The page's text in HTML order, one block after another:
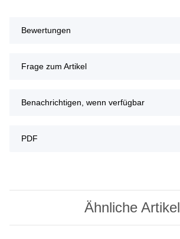
Bewertungen
Frage zum Artikel
Benachrichtigen, wenn verfügbar
PDF
Ähnliche Artikel